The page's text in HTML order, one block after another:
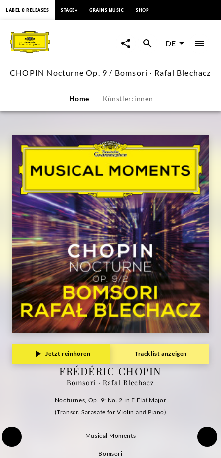
CHOPIN
Nocturne
Op.
/
Bomsori
Rafal
Blechacz
Deutsche
Grammophon
LABEL & RELEASES STAGE+ GRAINS MUSIC SHOP
DE
CHOPIN Nocturne Op. 9 / Bomsori · Rafal Blechacz
Home Künstler:innen
Jetzt reinhören Tracklist anzeigen
FRÉDÉRIC CHOPIN
Bomsori · Rafal Blechacz
Nocturnes, Op. 9: No. 2 in E Flat Major
(Transcr. Sarasate for Violin and Piano)
Musical Moments
Bomsori